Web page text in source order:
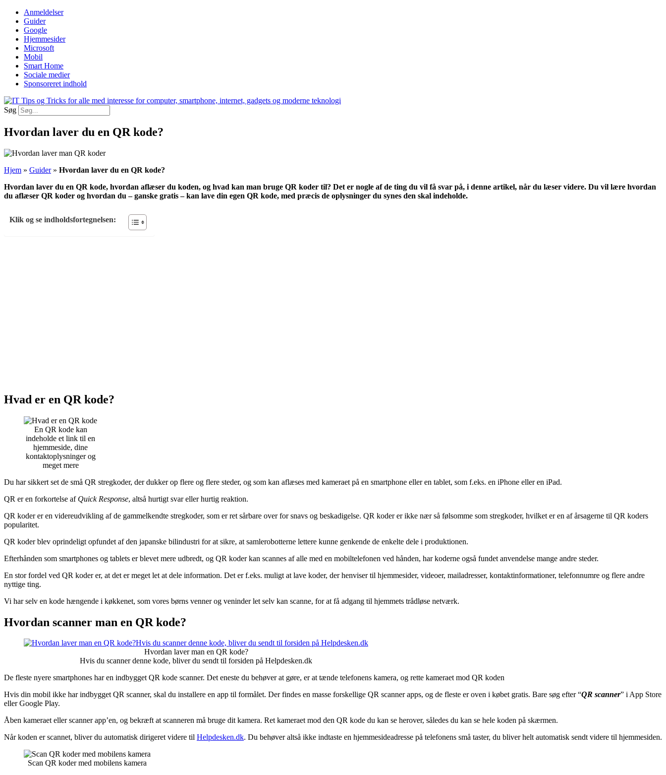
Videre
indhold
Anmeldelser
Guider
Google
Hjemmesider
Microsoft
Mobil
Smart Home
Sociale medier
Sponsoreret indhold
Søg
Hvordan laver du en QR kode?
Hjem » Guider» Hvordan laver du en QR kode?
Hvordan laver du en QR kode, hvordan aflæser du koden, og hvad kan man bruge QR koder til? Det er nogle af de ting du vil få svar på, i denne artikel, når du læser videre. Du vil lære hvordan
du aflæser QR koder og hvordan du – ganske gratis – kan lave din egen QR kode, med præcis de oplysninger du synes den skal indeholde.
Klik og se indholdsfortegnelsen:
Hvad er en QR kode?
En QR kode kan
indeholde et link til en
hjemmeside, dine
kontaktoplysninger og
meget mere
Du har sikkert set de små QR stregkoder, der dukker op flere og flere steder, og som kan aflæses med kameraet på en smartphone eller en tablet, som f.eks. en iPhone eller en iPad.
QR er en forkortelse af Quick Response, altså hurtigt svar eller hurtig reaktion.
QR koder er en videreudvikling af de gammelkendte stregkoder, som er ret sårbare over for snavs og beskadigelse. QR koder er ikke nær så følsomme som stregkoder, hvilket er en af årsagerne til QR koders
popularitet.
QR koder blev oprindeligt opfundet af den japanske bilindustri for at sikre, at samlerobotterne lettere kunne genkende de enkelte dele i produktionen.
Efterhånden som smartphones og tablets er blevet mere udbredt, og QR koder kan scannes af alle med en mobiltelefonen ved hånden, har koderne også fundet anvendelse mange andre steder.
En stor fordel ved QR koder er, at det er meget let at dele information. Det er f.eks. muligt at lave koder, der henviser til hjemmesider, videoer, mailadresser, kontaktinformationer, telefonnumre og flere andre
nyttige ting.
Vi har selv en kode hængende i køkkenet, som vores børns venner og veninder let selv kan scanne, for at få adgang til hjemmets trådløse netværk.
Hvordan scanner man en QR kode?
Hvordan laver man en QR kode?
Hvis du scanner denne kode, bliver du sendt til forsiden på Helpdesken.dk
De fleste nyere smartphones har en indbygget QR kode scanner. Det eneste du behøver at gøre, er at tænde telefonens kamera, og rette kameraet mod QR koden
Hvis din mobil ikke har indbygget QR scanner, skal du installere en app til formålet. Der findes en masse forskellige QR scanner apps, og de fleste er oven i købet gratis. Bare søg efter “QR scanner” i App Store
eller Google Play.
Åben kameraet eller scanner app’en, og bekræft at scanneren må bruge dit kamera. Ret kameraet mod den QR kode du kan se herover, således du kan se hele koden på skærmen.
Når koden er scannet, bliver du automatisk dirigeret videre til Helpdesken.dk. Du behøver altså ikke indtaste en hjemmesideadresse på telefonens små taster, du bliver helt automatisk sendt videre til hjemmesiden.
Scan QR koder med mobilens kamera